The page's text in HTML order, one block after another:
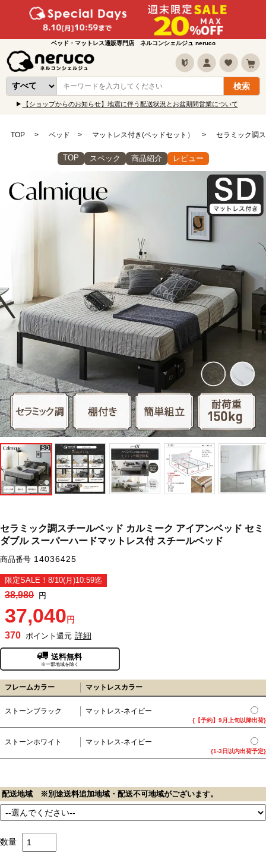
ベッド・マットレス通販専門店 ネルコンシェルジュ neruco
【ショップからのお知らせ】地震に伴う配送状況とお盆期間営業について
TOP ベッド マットレス付き(ベッドセット） セラミック調
TOP スペック 商品紹介 レビュー
セラミック調スチールベッド カルミーク アイアンベッド セミ
ダブル スーパーハードマットレス付 スチールベッド
商品番号 14036425
限定SALE！8/10(月)10:59迄
38,980 円
37,040 円
370 ポイント還元 詳細
送料無料
※一部地域を除く
フレームカラー マットレスカラー
ストーンブラック マットレス-ネイビー
{【予約】9月上旬以降出荷}
ストーンホワイト マットレス-ネイビー
{1-3日以内出荷予定}
配送地域 ※別途送料追加地域・配送不可地域がございます。
数量